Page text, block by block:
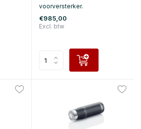
voorversterker.
€985,00
Excl. btw